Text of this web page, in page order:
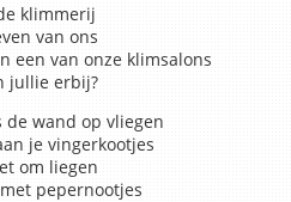
klimmerij
van ons
een van onze klimsalons
jullie erbij?
de wand op vliegen
je vingerkootjes
om liegen
pepernootjes